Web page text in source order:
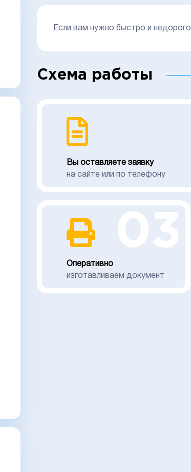
Если вам нужно быстро и недорого
Схема работы
Вы оставляете заявку
на сайте или по телефону
Оперативно
изготавливаем документ